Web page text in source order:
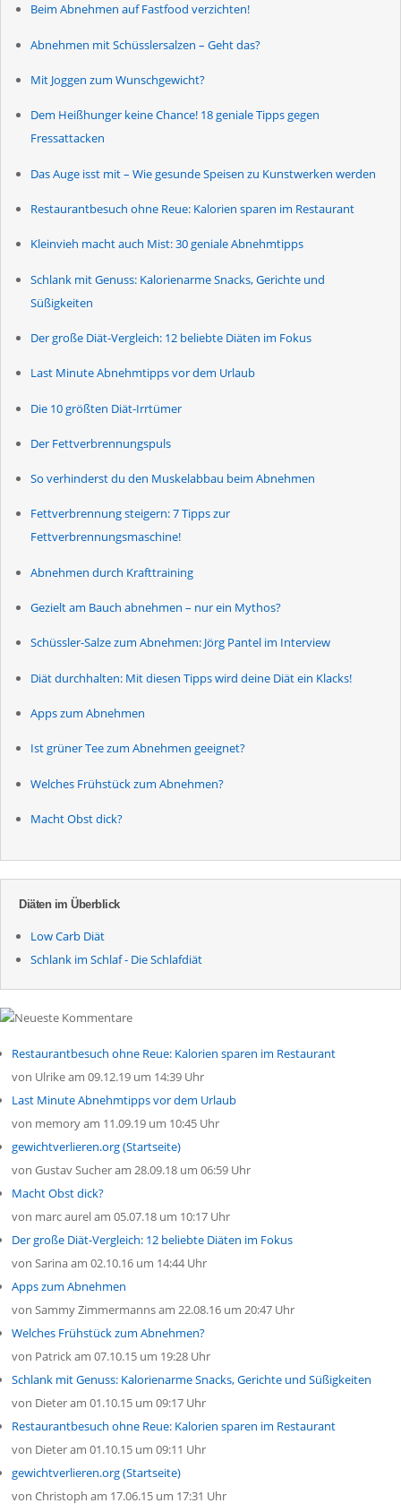
Beim Abnehmen auf Fastfood verzichten!
Abnehmen mit Schüsslersalzen – Geht das?
Mit Joggen zum Wunschgewicht?
Dem Heißhunger keine Chance! 18 geniale Tipps gegen
Fressattacken
Das Auge isst mit – Wie gesunde Speisen zu Kunstwerken werden
Restaurantbesuch ohne Reue: Kalorien sparen im Restaurant
Kleinvieh macht auch Mist: 30 geniale Abnehmtipps
Schlank mit Genuss: Kalorienarme Snacks, Gerichte und
Süßigkeiten
Der große Diät-Vergleich: 12 beliebte Diäten im Fokus
Last Minute Abnehmtipps vor dem Urlaub
Die 10 größten Diät-Irrtümer
Der Fettverbrennungspuls
So verhinderst du den Muskelabbau beim Abnehmen
Fettverbrennung steigern: 7 Tipps zur
Fettverbrennungsmaschine!
Abnehmen durch Krafttraining
Gezielt am Bauch abnehmen – nur ein Mythos?
Schüssler-Salze zum Abnehmen: Jörg Pantel im Interview
Diät durchhalten: Mit diesen Tipps wird deine Diät ein Klacks!
Apps zum Abnehmen
Ist grüner Tee zum Abnehmen geeignet?
Welches Frühstück zum Abnehmen?
Macht Obst dick?
Diäten im Überblick
Low Carb Diät
Schlank im Schlaf - Die Schlafdiät
Restaurantbesuch ohne Reue: Kalorien sparen im Restaurant
von Ulrikeam 09.12.19 um 14:39 Uhr
Last Minute Abnehmtipps vor dem Urlaub
von memoryam 11.09.19 um 10:45 Uhr
gewichtverlieren.org (Startseite)
von Gustav Sucheram 28.09.18 um 06:59 Uhr
Macht Obst dick?
von marc aurelam 05.07.18 um 10:17 Uhr
Der große Diät-Vergleich: 12 beliebte Diäten im Fokus
von Sarinaam 02.10.16 um 14:44 Uhr
Apps zum Abnehmen
von Sammy Zimmermannsam 22.08.16 um 20:47 Uhr
Welches Frühstück zum Abnehmen?
von Patrickam 07.10.15 um 19:28 Uhr
Schlank mit Genuss: Kalorienarme Snacks, Gerichte und Süßigkeiten
von Dieteram 01.10.15 um 09:17 Uhr
Restaurantbesuch ohne Reue: Kalorien sparen im Restaurant
von Dieteram 01.10.15 um 09:11 Uhr
gewichtverlieren.org (Startseite)
von Christoph am 17.06.15 um 17:31 Uhr